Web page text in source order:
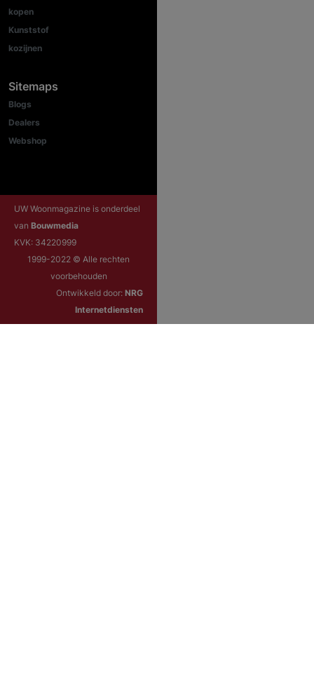
kopen
Kunststof
kozijnen
Sitemaps
Blogs
Dealers
Webshop
UW Woonmagazine is onderdeel
van Bouwmedia
KVK: 34220999
1999-2022 © Alle rechten
voorbehouden
Ontwikkeld door: NRG
Internetdiensten